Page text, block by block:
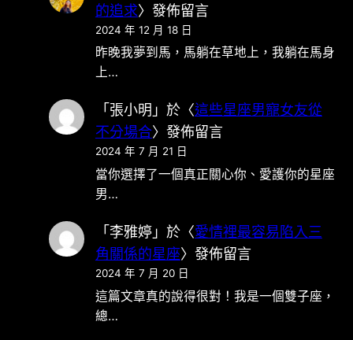
的追求〉發佈留言
2024 年 12 月 18 日
昨晚我夢到馬，馬躺在草地上，我躺在馬身
上…
「 張小明 」於〈這些星座男寵女友從
不分場合〉發佈留言
2024 年 7 月 21 日
當你選擇了一個真正關心你、愛護你的星座
男…
「 李雅婷」於〈愛情裡最容易陷入三
角關係的星座〉發佈留言
2024 年 7 月 20 日
這篇文章真的說得很對！我是一個雙子座，
總…